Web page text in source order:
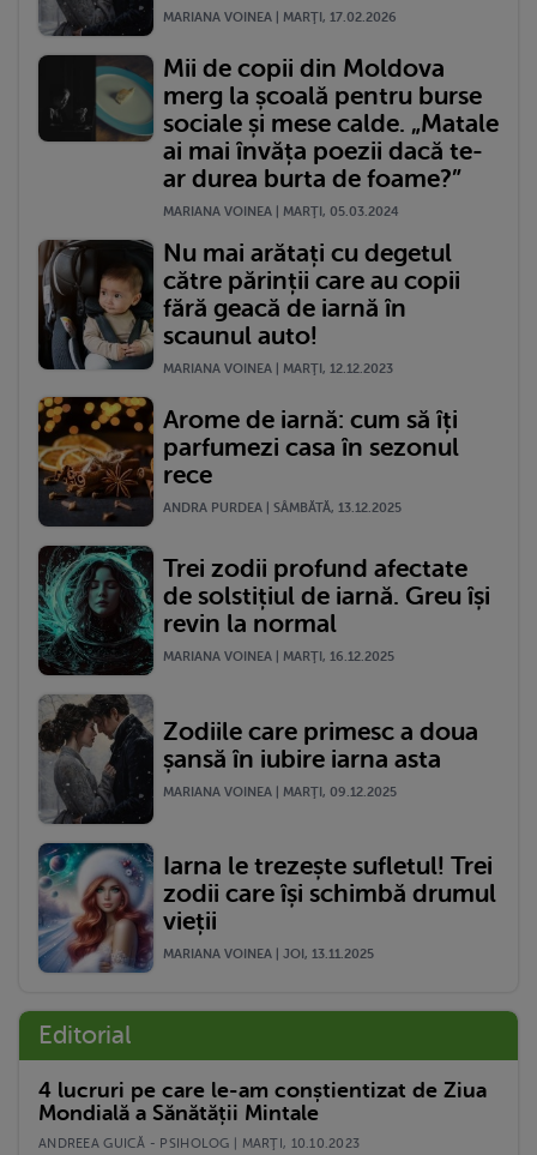
MARIANA VOINEA | MARŢI, 17.02.2026
Mii de copii din Moldova
merg la școală pentru burse
sociale și mese calde. „Matale
ai mai învăța poezii dacă te-
ar durea burta de foame?”
MARIANA VOINEA | MARŢI, 05.03.2024
Nu mai arătați cu degetul
către părinții care au copii
fără geacă de iarnă în
scaunul auto!
MARIANA VOINEA | MARŢI, 12.12.2023
Arome de iarnă: cum să îți
parfumezi casa în sezonul
rece
ANDRA PURDEA | SÂMBĂTĂ, 13.12.2025
Trei zodii profund afectate
de solstițiul de iarnă. Greu își
revin la normal
MARIANA VOINEA | MARŢI, 16.12.2025
Zodiile care primesc a doua
șansă în iubire iarna asta
MARIANA VOINEA | MARŢI, 09.12.2025
Iarna le trezește sufletul! Trei
zodii care își schimbă drumul
vieții
MARIANA VOINEA | JOI, 13.11.2025
Editorial
4 lucruri pe care le-am conștientizat de Ziua
Mondială a Sănătății Mintale
ANDREEA GUICĂ - PSIHOLOG | MARŢI, 10.10.2023